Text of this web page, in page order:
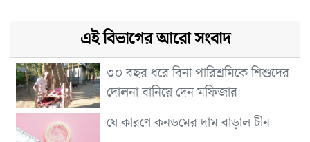
এই বিভাগের আরো সংবাদ
৩০ বছর ধরে বিনা পারিশ্রমিকে শিশুদের
দোলনা বানিয়ে দেন মফিজার
যে কারণে কনডমের দাম বাড়াল চীন